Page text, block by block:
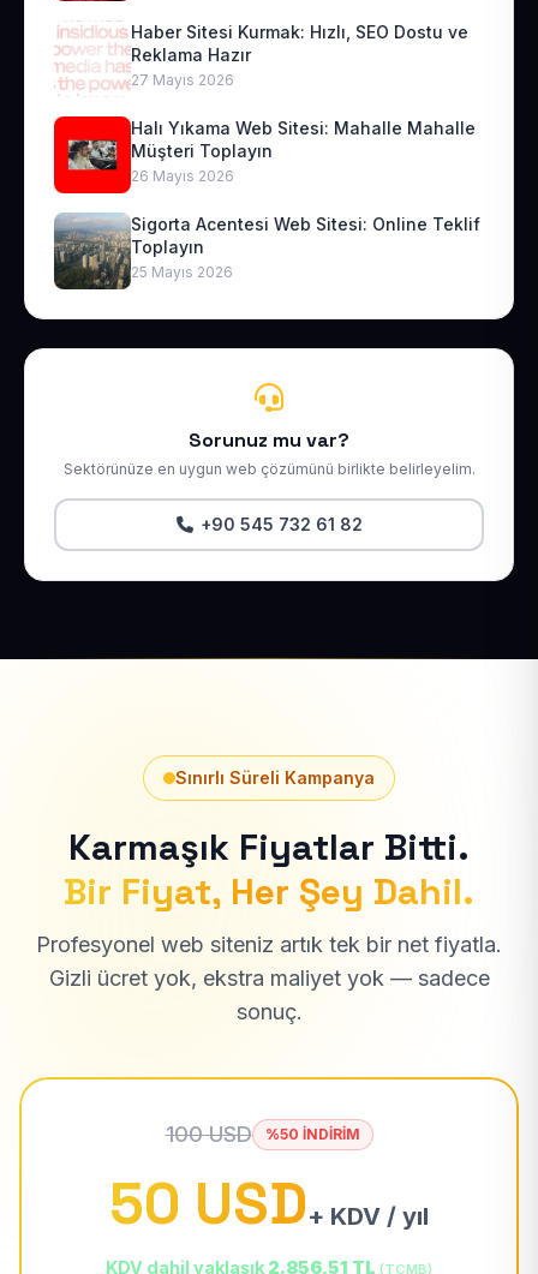
Haber Sitesi Kurmak: Hızlı, SEO Dostu ve
Reklama Hazır
27 Mayıs 2026
Halı Yıkama Web Sitesi: Mahalle Mahalle
Müşteri Toplayın
26 Mayıs 2026
Sigorta Acentesi Web Sitesi: Online Teklif
Toplayın
25 Mayıs 2026
Sorunuz mu var?
Sektörünüze en uygun web çözümünü birlikte belirleyelim.
+90 545 732 61 82
Sınırlı Süreli Kampanya
Karmaşık Fiyatlar Bitti.
Bir Fiyat, Her Şey Dahil.
Profesyonel web siteniz artık tek bir net fiyatla.
Gizli ücret yok, ekstra maliyet yok — sadece
sonuç.
100 USD %50 İNDİRİM
50 USD+ KDV / yıl
KDV dahil yaklaşık 2.856,51 TL (TCMB)